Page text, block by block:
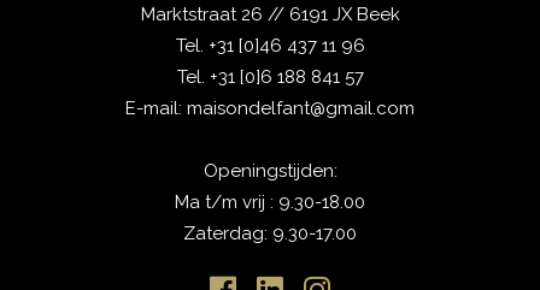
Marktstraat 26 // 6191 JX Beek
Tel. +31 [0]46 437 11 96
Tel. +31 [0]6 188 841 57
E-mail: maisondelfant@gmail.com
Openingstijden:
Ma t/m vrij : 9.30-18.00
Zaterdag: 9.30-17.00